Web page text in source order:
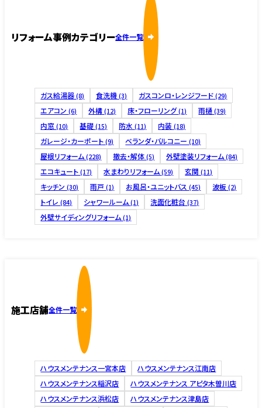
リフォーム事例カテゴリー全件一覧
ガス給湯器(8) 食洗機(3) ガスコンロ・レンジフード(29)
エアコン(6) 外構(12) 床・フローリング(1) 雨樋(39)
内窓(10) 基礎(15) 防水(11) 内装(18)
ガレージ・カーポート(9) ベランダ・バルコニー(10)
屋根リフォーム(228) 撤去・解体(5) 外壁塗装リフォーム(84)
エコキュート(17) 水まわりリフォーム(59) 玄関(11)
キッチン(30) 雨戸(1) お風呂・ユニットバス(45) 波板(2)
トイレ(84) シャワールーム(1) 洗面化粧台(37)
外壁サイディングリフォーム(1)
施工店舗全件一覧
ハウスメンテナンス一宮本店
ハウスメンテナンス江南店
ハウスメンテナンス稲沢店
ハウスメンテナンス アピタ木曽川店
ハウスメンテナンス浜松店
ハウスメンテナンス津島店